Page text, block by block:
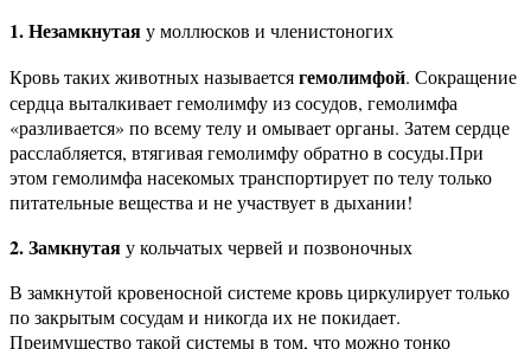
1. Незамкнутаяу моллюсков и членистоногих
Кровь таких животных называетсягемолимфой. Сокращение
сердца выталкивает гемолимфу из сосудов, гемолимфа
«разливается» по всему телу и омывает органы. Затем сердце
расслабляется, втягивая гемолимфу обратно в сосуды.При
этом гемолимфа насекомых транспортирует по телу только
питательные вещества и не участвует в дыхании!
2. Замкнутаяу кольчатых червей и позвоночных
В замкнутой кровеносной системе кровь циркулирует только
по закрытым сосудам и никогда их не покидает.
Преимущество такой системы в том, что можно тонко